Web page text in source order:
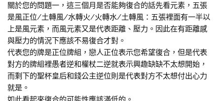
關於您的問題一，這三個月是否能夠復合的話先看元素，五張
是風正位/土轉風/水轉火/火轉水/土轉風：五張裡面有一半以
上是風元素，而風元素又是代表距離、壓力。因此在有距離感
與壓力的情況下應該不易復合才對。
代表您的牌是正位牌組，戀人正位表示您希望復合，但是代表
對方的牌組裡愚者逆和權杖二逆就表示興趣缺缺不太想開始，
而剩下的聖杯皇后和錢公主逆位則是代表對方不太想付出心力
就是。